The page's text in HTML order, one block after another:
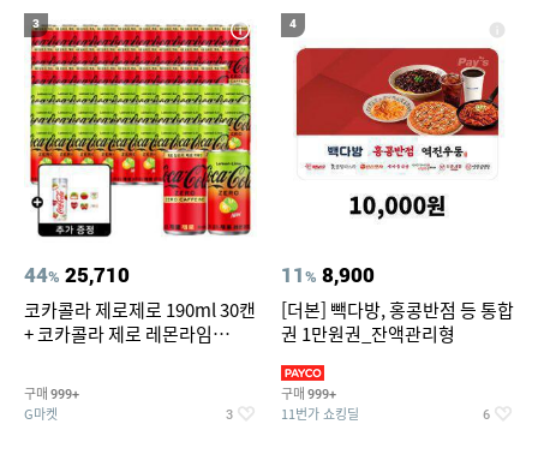
3
44% 25,710
코카콜라 제로제로 190ml 30캔
+ 코카콜라 제로 레몬라임
티커 세트
구매 999+
G마켓 3
4
11% 8,900
[더본] 빽다방, 홍콩반점 등 통합
권 1만원권_잔액관리형
구매 999+
11번가 쇼킹딜 6